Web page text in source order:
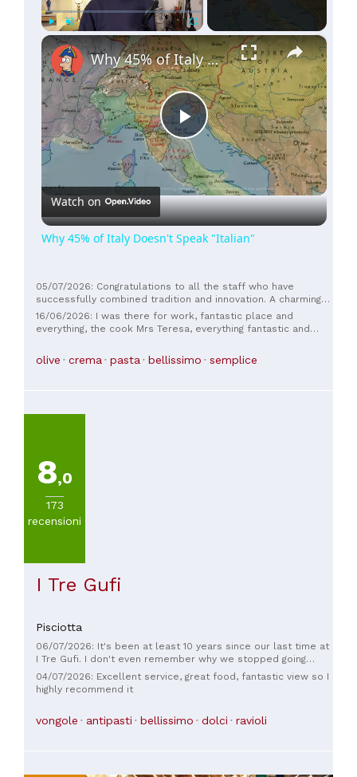
Play Unmute ×
Play
Video
Why 45% of Italy Doesn't Speak "Italian"
Watch on
Why 45% of Italy Doesn't Speak "Italian"
05/07/2026: Congratulations to all the staff who have
successfully combined tradition and innovation. A charming
place, and Rosa is always welcoming and smiling. From
Alberto and Marianna. Thank you
16/06/2026: I was there for work, fantastic place and
everything, the cook Mrs Teresa, everything fantastic and
so much
olive crema pasta bellissimo semplice
8,0
173
recensioni
I Tre Gufi
Pisciotta
06/07/2026: It's been at least 10 years since our last time at
I Tre Gufi. I don't even remember why we stopped going
there. Most probably because of the unbalance between
price and quality of the experience. Anyway, time changes
and we decided to visit again the restaurant yesterday. What
had a table outside on the Terrace with the spectacular
Typical local ingredients prepared with a bit of creativity
04/07/2026: Excellent service, great food, fantastic view so I
highly recommend it
vongole antipasti bellissimo dolci ravioli